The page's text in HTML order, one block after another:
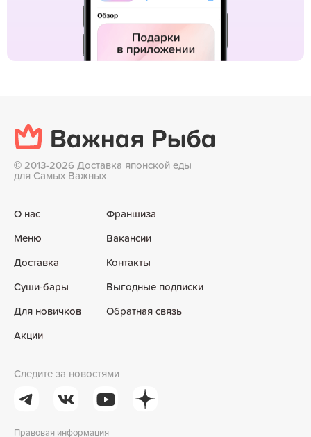
© 2013-2026 Доставка японской еды
для Самых Важных
О нас
Меню
Доставка
Суши-бары
Для новичков
Акции
Франшиза
Вакансии
Контакты
Выгодные подписки
Обратная связь
Следите за новостями
Правовая информация